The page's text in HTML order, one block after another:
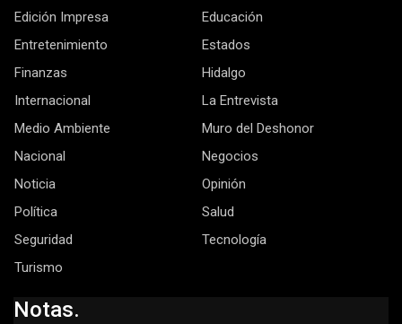
Edición Impresa
Educación
Entretenimiento
Estados
Finanzas
Hidalgo
Internacional
La Entrevista
Medio Ambiente
Muro del Deshonor
Nacional
Negocios
Noticia
Opinión
Política
Salud
Seguridad
Tecnología
Turismo
Notas.